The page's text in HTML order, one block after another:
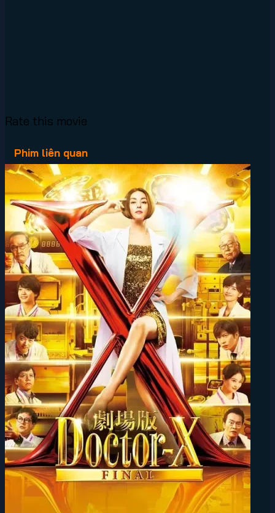
Rate this movie
Phim liên quan